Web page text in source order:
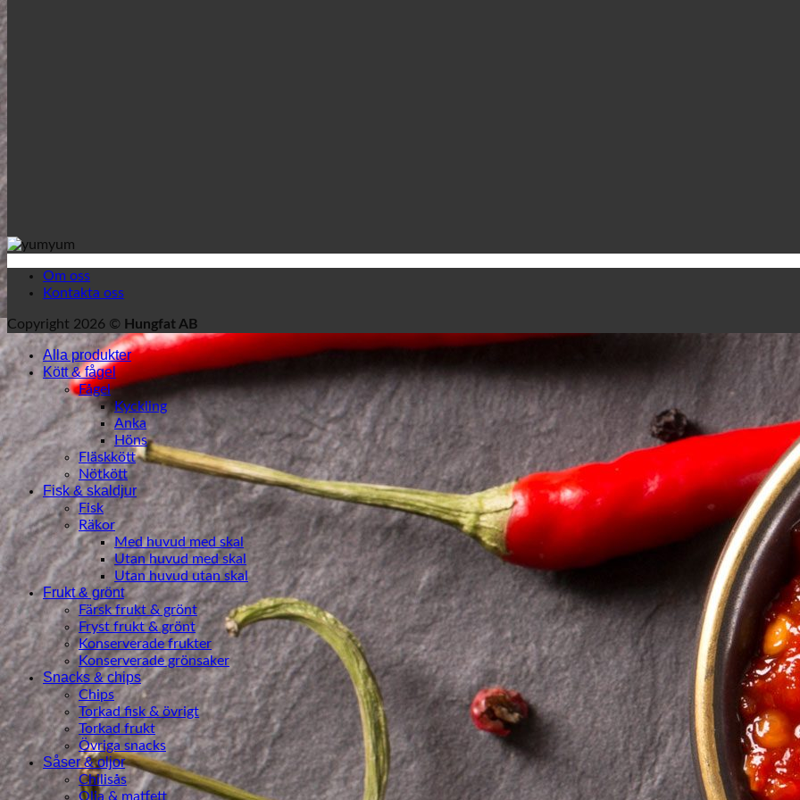
Om oss
Kontakta oss
Copyright 2026 © Hungfat AB
Alla produkter
Kött & fågel
Fågel
Kyckling
Anka
Höns
Fläskkött
Nötkött
Fisk & skaldjur
Fisk
Räkor
Med huvud med skal
Utan huvud med skal
Utan huvud utan skal
Frukt & grönt
Färsk frukt & grönt
Fryst frukt & grönt
Konserverade frukter
Konserverade grönsaker
Snacks & chips
Chips
Torkad fisk & övrigt
Torkad frukt
Övriga snacks
Såser & oljor
Chilisås
Olja & matfett